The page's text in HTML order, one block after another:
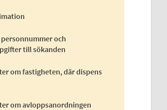
och
till sökanden
om fastigheten, där dispens
om avloppsanordningen